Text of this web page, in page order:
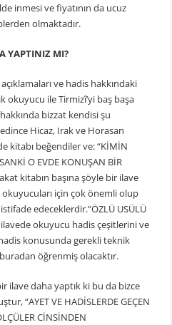
inmesi ve fiyatının da ucuz
olmaktadır.
YAPTINIZ MI?
ve hadis hakkındaki
okuyucu ile Tirmizî’yi baş başa
bizzat kendisi şu
Hicaz, Irak ve Horasan
kitabı beğendiler ve: “KİMİN
O EVDE KONUŞAN BİR
kitabın başına şöyle bir ilave
okuyucuları için çok önemli olup
edeceklerdir.”ÖZLÜ USÜLÜ
ilavede okuyucu hadis çeşitlerini ve
konusunda gerekli teknik
öğrenmiş olacaktır.
ilave daha yaptık ki bu da bizce
“AYET VE HADİSLERDE GEÇEN
CİNSİNDEN